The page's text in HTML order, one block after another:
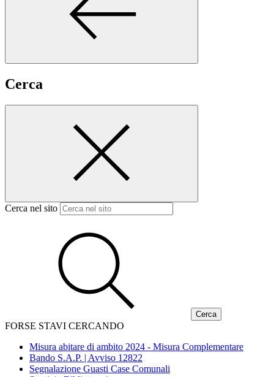
Cerca
Cerca nel sito
FORSE STAVI CERCANDO
Misura abitare di ambito 2024 - Misura Complementare
Bando S.A.P. | Avviso 12822
Segnalazione Guasti Case Comunali